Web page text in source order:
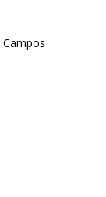
Campos